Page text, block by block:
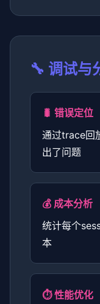
🔧 调试与
🐛 错误定位
通过trace回
出了问题
💰 成本分析
统计每个
本
⏱️ 性能优化